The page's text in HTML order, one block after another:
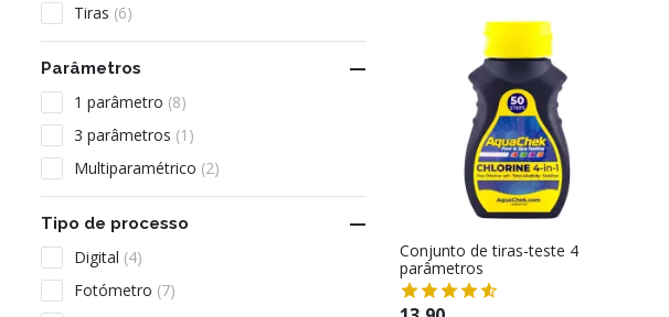
Tiras (6)
Parâmetros 
1 parâmetro (8)
3 parâmetros (1)
Multiparamétrico (2)
Tipo de processo 
Digital (4)
Fotómetro (7)
Conjunto de tiras-teste 4
parâmetros